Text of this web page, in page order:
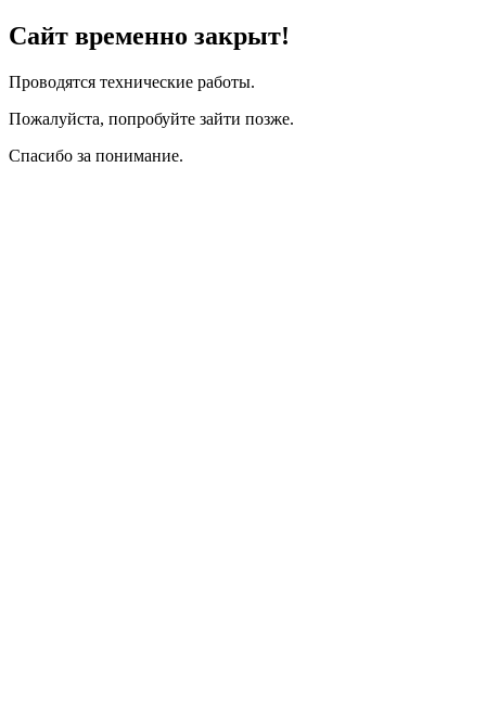
Сайт временно закрыт!
Проводятся технические работы.
Пожалуйста, попробуйте зайти позже.
Спасибо за понимание.